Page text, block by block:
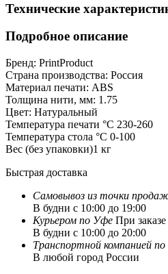
Технические
Подробное описание
Бренд: PrintProduct
Страна производства: Россия
Материал печати: ABS
Толщина нити, мм: 1.75
Цвет: Натуральный
Температура печати °C 230-260
Температура стола °C 0-100
Вес (без упаковки)1 кг
Быстрая доставка
Самовывоз из точки
В будни с 10:00 до 19:00
Курьером по Уфе При
В будни с 10:00 до 20:00
Транспортной компанией
В любой город России